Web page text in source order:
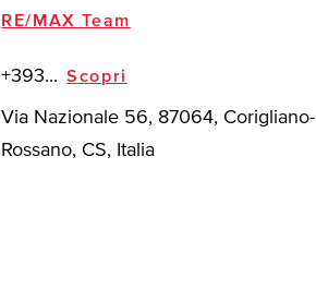
RE/MAX Team
+393... Scopri
Via Nazionale 56, 87064, Corigliano-
Rossano, CS, Italia